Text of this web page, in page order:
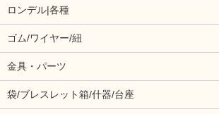
ロンデル|各種
ゴム/ワイヤー/紐
金具・パーツ
袋/ブレスレット箱/什器/台座